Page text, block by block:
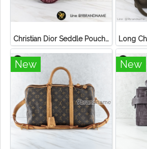
Christian Dior Seddle Pouch Accessory Hand Bag
New New